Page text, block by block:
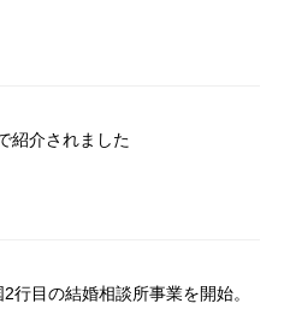
紹介されました
行目の結婚相談所事業を開始。